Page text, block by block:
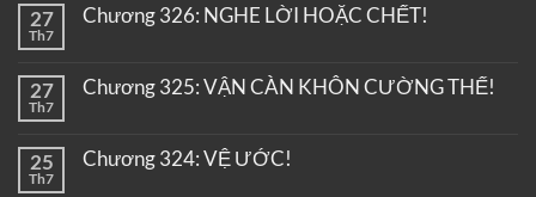
27
Th7
Chương 326: NGHE LỜI HOẶC CHẾT!
27
Th7
Chương 325: VẬN CÀN KHÔN CƯỜNG THẾ!
25
Th7
Chương 324: VỆ ƯỚC!